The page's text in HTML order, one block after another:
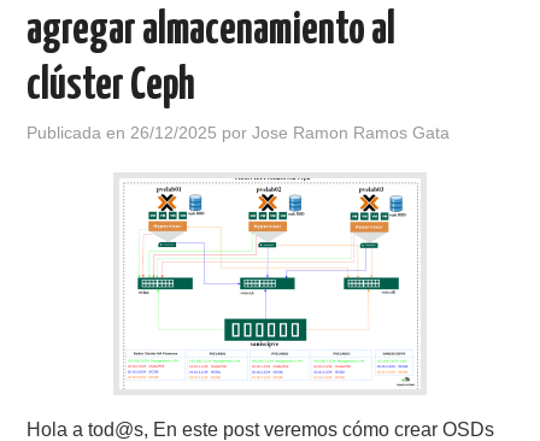
agregar almacenamiento al
clúster Ceph
Publicada en 26/12/2025 porJose Ramon Ramos Gata
Hola a tod@s, En este post veremos cómo crear OSDs